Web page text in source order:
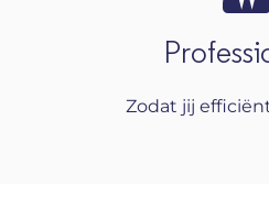
Zodat jij